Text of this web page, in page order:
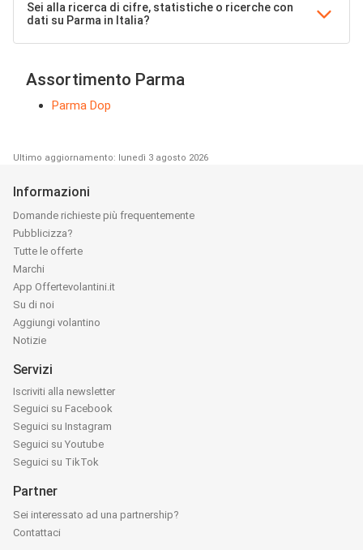
Sei alla ricerca di cifre, statistiche o ricerche con
dati su Parma in Italia?
Assortimento Parma
Parma Dop
Ultimo aggiornamento: lunedì 3 agosto 2026
Informazioni
Domande richieste più frequentemente
Pubblicizza?
Tutte le offerte
Marchi
App Offertevolantini.it
Su di noi
Aggiungi volantino
Notizie
Servizi
Iscriviti alla newsletter
Seguici su Facebook
Seguici su Instagram
Seguici su Youtube
Seguici su TikTok
Partner
Sei interessato ad una partnership?
Contattaci